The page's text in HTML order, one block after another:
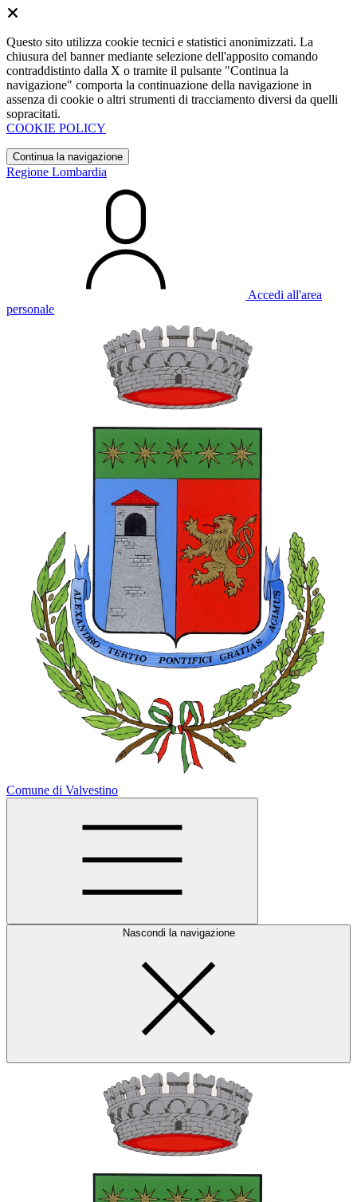
Questo sito utilizza cookie tecnici e statistici anonimizzati. La
chiusura del banner mediante selezione dell'apposito comando
contraddistinto dalla X o tramite il pulsante "Continua la
navigazione" comporta la continuazione della navigazione in
assenza di cookie o altri strumenti di tracciamento diversi da quelli
sopracitati.
COOKIE POLICY
Continua la navigazione
Regione Lombardia
Accedi all'area
personale
Comune di Valvestino
Nascondi la navigazione